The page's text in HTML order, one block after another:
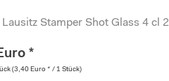
Lausitz Stamper Shot Glass 4 cl 2
*
(3,40 Euro * / 1 Stück)